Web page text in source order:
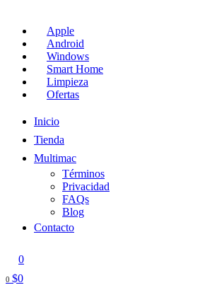
Apple
Android
Windows
Smart Home
Limpieza
Ofertas
Inicio
Tienda
Multimac
Términos
Privacidad
FAQs
Blog
Contacto
0
0 $0